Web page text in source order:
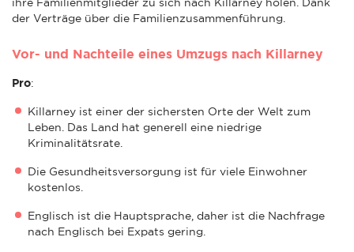
der Verträge über die Familienzusammenführung.
Vor- und Nachteile eines Umzugs nach Killarney
Pro:
Killarney ist einer der sichersten Orte der Welt zum
Leben. Das Land hat generell eine niedrige
Kriminalitätsrate.
Die Gesundheitsversorgung ist für viele Einwohner
kostenlos.
Englisch ist die Hauptsprache, daher ist die Nachfrage
nach Englisch bei Expats gering.